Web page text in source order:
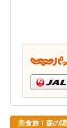
美食旅！森の